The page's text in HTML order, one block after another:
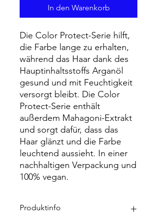
In den Warenkorb
Die Color Protect-Serie hilft,
die Farbe lange zu erhalten,
während das Haar dank des
Hauptinhaltsstoffs Arganöl
gesund und mit Feuchtigkeit
versorgt bleibt. Die Color
Protect-Serie enthält
außerdem Mahagoni-Extrakt
und sorgt dafür, dass das
Haar glänzt und die Farbe
leuchtend aussieht. In einer
nachhaltigen Verpackung und
100% vegan.
Produktinfo